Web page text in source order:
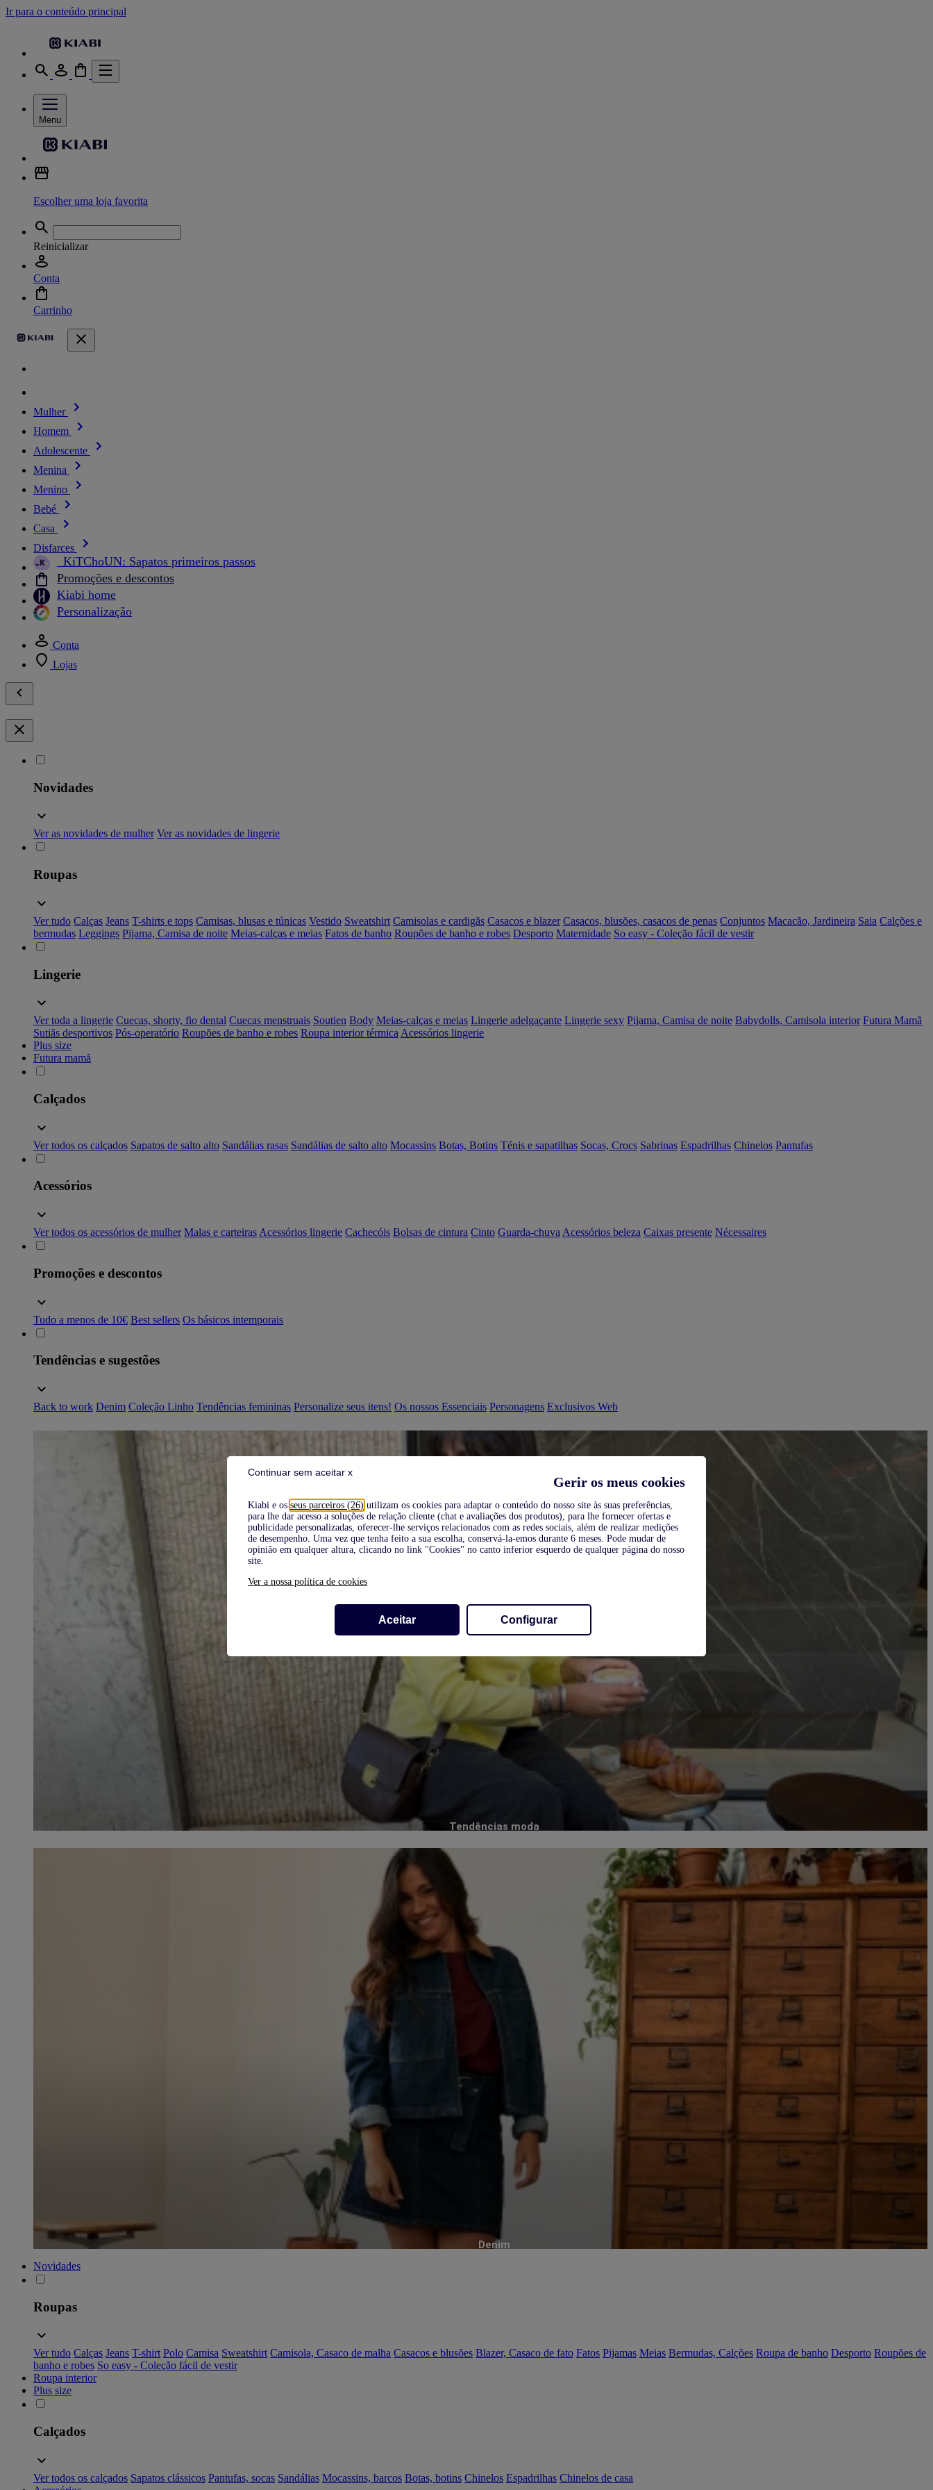
Gerir os meus cookies
Kiabi e os seus parceiros (26) utilizam os cookies para adaptar o conteúdo do nosso site às suas preferências,
para lhe dar acesso a soluções de relação cliente (chat e avaliações dos produtos), para lhe fornecer ofertas e
publicidade personalizadas, oferecer-lhe serviços relacionados com as redes sociais, além de realizar medições
de desempenho. Uma vez que tenha feito a sua escolha, conservá-la-emos durante 6 meses. Pode mudar de
opinião em qualquer altura, clicando no link "Cookies" no canto inferior esquerdo de qualquer página do nosso
site.
Ver a nossa política de cookies
Aceitar Configurar
Continuar sem aceitar x
Ir para o conteúdo principal
Menu
Escolher uma loja favorita
Reinicializar
Conta
Carrinho
Mulher
Homem
Adolescente
Menina
Menino
Bebé
Casa
Disfarces
_KiTChoUN: Sapatos primeiros passos
Promoções e descontos
Kiabi home
Personalização
Conta
Lojas
Novidades
Ver as novidades de mulher Ver as novidades de lingerie
Roupas
Ver tudo Calças Jeans T-shirts e tops Camisas, blusas e túnicas Vestido Sweatshirt Camisolas e cardigãs Casacos e blazer Casacos, blusões, casacos de penas Conjuntos Macacão, Jardineira Saia Calções e
bermudas Leggings Pijama, Camisa de noite Meias-calças e meias Fatos de banho Roupões de banho e robes Desporto Maternidade So easy - Coleção fácil de vestir
Lingerie
Ver toda a lingerie Cuecas, shorty, fio dental Cuecas menstruais Soutien Body Meias-calças e meias Lingerie adelgaçante Lingerie sexy Pijama, Camisa de noite Babydolls, Camisola interior Futura Mamã
Sutiãs desportivos Pós-operatório Roupões de banho e robes Roupa interior térmica Acessórios lingerie
Plus size
Futura mamã
Calçados
Ver todos os calçados Sapatos de salto alto Sandálias rasas Sandálias de salto alto Mocassins Botas, Botins Ténis e sapatilhas Socas, Crocs Sabrinas Espadrilhas Chinelos Pantufas
Acessórios
Ver todos os acessórios de mulher Malas e carteiras Acessórios lingerie Cachecóis Bolsas de cintura Cinto Guarda-chuva Acessórios beleza Caixas presente Nécessaires
Promoções e descontos
Tudo a menos de 10€ Best sellers Os básicos intemporais
Tendências e sugestões
Back to work Denim Coleção Linho Tendências femininas Personalize seus itens! Os nossos Essenciais Personagens Exclusivos Web
Tendências moda
Denim
Novidades
Roupas
Ver tudo Calças Jeans T-shirt Polo Camisa Sweatshirt Camisola, Casaco de malha Casacos e blusões Blazer, Casaco de fato Fatos Pijamas Meias Bermudas, Calções Roupa de banho Desporto Roupões de
banho e robes So easy - Coleção fácil de vestir
Roupa interior
Plus size
Calçados
Ver todos os calçados Sapatos clássicos Pantufas, socas Sandálias Mocassins, barcos Botas, botins Chinelos Espadrilhas Chinelos de casa